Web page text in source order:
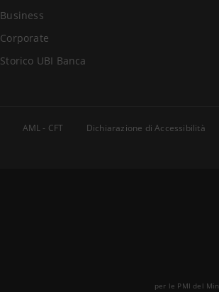
Business
Corporate
Storico UBI Banca
AML - CFT Dichiarazione di Accessibilità
per le PMI del